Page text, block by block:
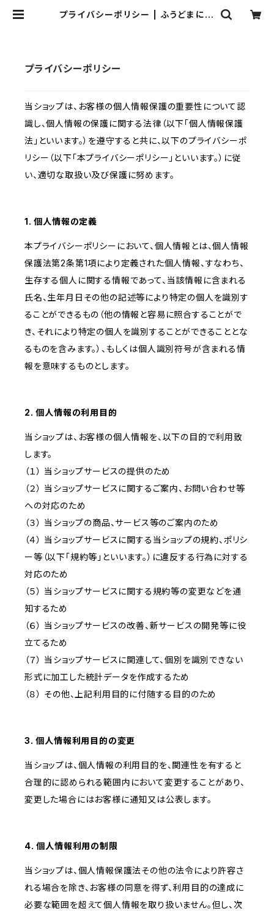
プライバシーポリシー | ふうどまにふ
プライバシーポリシー
当ショップは、お客様の個人情報保護の重要性について認
識し、個人情報の保護に関する法律（以下「個人情報保護
法」といいます。）を遵守すると共に、以下のプライバシーポ
リシー（以下「本プライバシーポリシー」といいます。）に従
い、適切な取扱い及び保護に努めます。
1. 個人情報の定義
本プライバシーポリシーにおいて、個人情報とは、個人情報
保護法第2条第1項により定義された個人情報、すなわち、
生存する個人に関する情報であって、当該情報に含まれる
氏名、生年月日その他の記述等により特定の個人を識別す
ることができるもの（他の情報と容易に照合することがで
き、それにより特定の個人を識別することができることとな
るものを含みます。）、もしくは個人識別符号が含まれる情
報を意味するものとします。
2. 個人情報の利用目的
当ショップは、お客様の個人情報を、以下の目的で利用致
します。
（１） 当ショップサービスの提供のため
（２） 当ショップサービスに関するご案内、お問い合わせ等
への対応のため
（３） 当ショップの商品、サービス等のご案内のため
（４） 当ショップサービスに関する当ショップの規約、ポリシ
ー等（以下「規約等」といいます。）に違反する行為に対する
対応のため
（５） 当ショップサービスに関する規約等の変更などを通
知するため
（６） 当ショップサービスの改善、新サービスの開発等に役
立てるため
（７） 当ショップサービスに関連して、個別を識別できない
形式に加工した統計データを作成するため
（８） その他、上記利用目的に付随する目的のため
3. 個人情報利用目的の変更
当ショップは、個人情報の利用目的を、関連性を有すると
合理的に認められる範囲内において変更することがあり、
変更した場合にはお客様に通知又は公表します。
4. 個人情報利用の制限
当ショップは、個人情報保護法その他の法令により許容さ
れる場合を除き、お客様の同意を得ず、利用目的の達成に
必要な範囲を超えて個人情報を取り扱いません。但し、次